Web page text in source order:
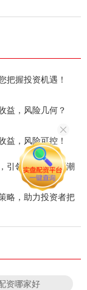
您把握投资机遇！
益，风险几何？
益，风险可控！
引领未来建筑新潮
略，助力投资者把
资哪家好